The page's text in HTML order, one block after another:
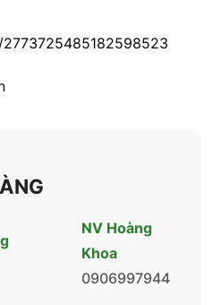
NV Hoàng
Khoa
0906997944